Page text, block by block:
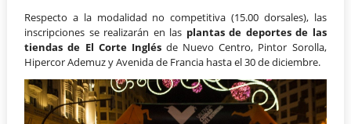
Respecto a la modalidad no competitiva (15.00 dorsales), las
inscripciones se realizarán en las plantas de deportes de las
tiendas de El Corte Inglésde Nuevo Centro, Pintor Sorolla,
Hipercor Ademuz y Avenida de Francia hasta el 30 de diciembre.